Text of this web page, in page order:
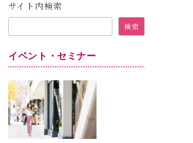
サイト内検索
検索
イベント・セミナー